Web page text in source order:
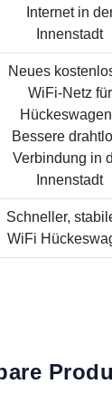
Internet in
Innenstadt
Neues
WiFi-Netz für
Bessere
Verbindung in
Innenstadt
Schneller,
WiFi